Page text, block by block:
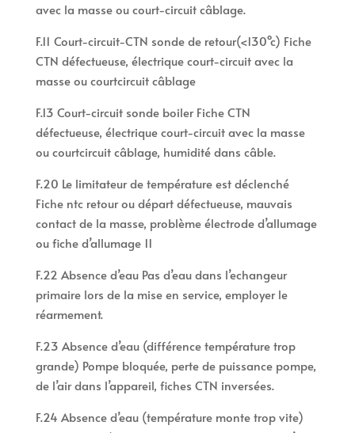
avec la masse ou court-circuit câblage.
F.11 Court-circuit-CTN sonde de retour(<130°c) Fiche
CTN défectueuse, électrique court-circuit avec la
masse ou courtcircuit câblage
F.13 Court-circuit sonde boiler Fiche CTN
défectueuse, électrique court-circuit avec la masse
ou courtcircuit câblage, humidité dans câble.
F.20 Le limitateur de température est déclenché
Fiche ntc retour ou départ défectueuse, mauvais
contact de la masse, problème électrode d’allumage
ou fiche d’allumage 11
F.22 Absence d’eau Pas d’eau dans l’echangeur
primaire lors de la mise en service, employer le
réarmement.
F.23 Absence d’eau (différence température trop
grande) Pompe bloquée, perte de puissance pompe,
de l’air dans l’appareil, fiches CTN inversées.
F.24 Absence d’eau (température monte trop vite)